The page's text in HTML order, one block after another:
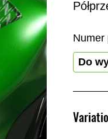
Numer
Do